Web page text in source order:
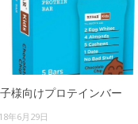
様向けプロテインバー
年6月29日